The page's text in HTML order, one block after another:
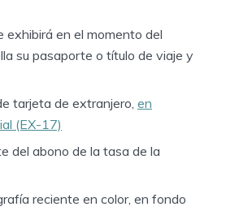
exhibirá en el momento del
su pasaporte o título de viaje y
tarjeta de extranjero, en
(EX-17)
del abono de la tasa de la
reciente en color, en fondo